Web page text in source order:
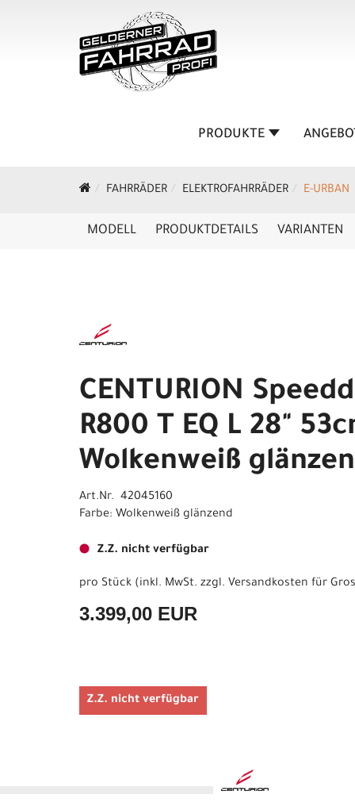
PRODUKTE
FAHRRÄDER ELEKTROFAHRRÄDER E-URBAN
MODELL PRODUKTDETAILS VARIANTEN
CENTURION
R800 T EQ L 28"
Wolkenweiß
Art.Nr. 42045160
Farbe: Wolkenweiß glänzend
Z.Z. nicht verfügbar
pro Stück (inkl. MwSt. zzgl. Versandkosten für
3.399,00 EUR
Z.Z. nicht verfügbar